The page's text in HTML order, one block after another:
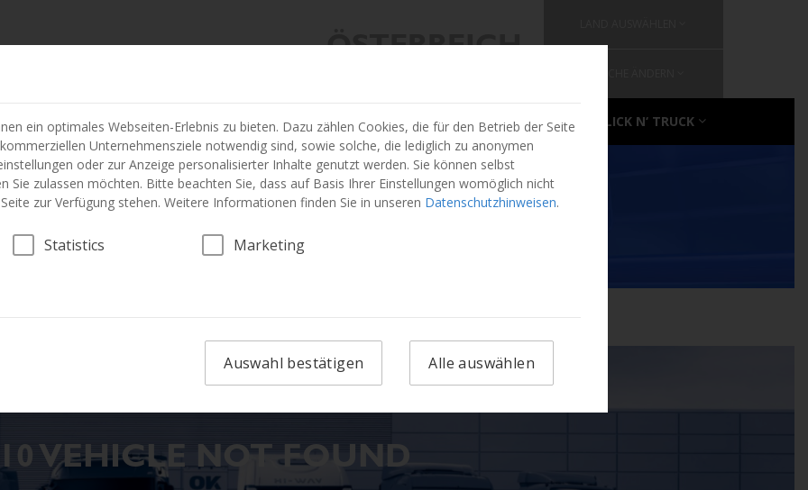
ÖSTERREICH
ÜBER CLICK N‘ TRUCK
FAHRZEUG
VEHICLE NOT FOUND
ein optimales Webseiten-Erlebnis zu bieten. Dazu zählen Cookies, die für den Betrieb der Seite
Unternehmensziele notwendig sind, sowie solche, die lediglich zu anonymen
oder zur Anzeige personalisierter Inhalte genutzt werden. Sie können selbst
Sie zulassen möchten. Bitte beachten Sie, dass auf Basis Ihrer Einstellungen womöglich nicht
zur Verfügung stehen. Weitere Informationen finden Sie in unseren Datenschutzhinweisen.
Statistics Marketing
Auswahl bestätigen Alle auswählen